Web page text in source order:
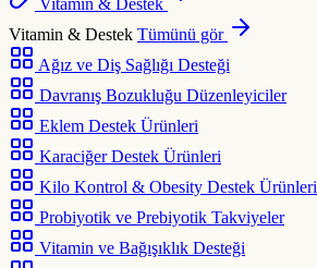
Vitamin & Destek
Vitamin & Destek Tümünü gör
Ağız ve Diş Sağlığı Desteği
Davranış Bozukluğu Düzenleyiciler
Eklem Destek Ürünleri
Karaciğer Destek Ürünleri
Kilo Kontrol & Obesity Destek Ürünleri
Probiyotik ve Prebiyotik Takviyeler
Vitamin ve Bağışıklık Desteği